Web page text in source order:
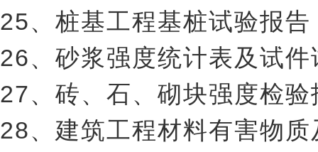
25、桩基工程基桩试验报告
26、砂浆强度统计表及试件
27、砖、石、砌块强度检验
28、建筑工程材料有害物